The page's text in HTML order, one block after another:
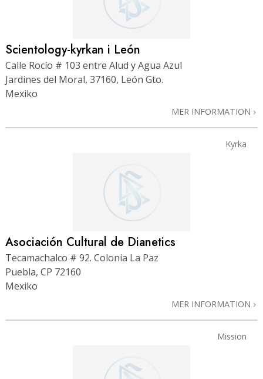
Scientology-kyrkan i León
Calle Rocío # 103 entre Alud y Agua Azul
Jardines del Moral, 37160, León Gto.
Mexiko
MER INFORMATION
Kyrka
Asociación Cultural de Dianetics
Tecamachalco # 92. Colonia La Paz
Puebla, CP 72160
Mexiko
MER INFORMATION
Mission